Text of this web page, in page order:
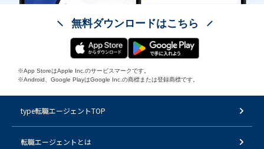
無料ダウンロードはこちら
※App StoreはApple Inc.のサービスマークです。
※Android、Google PlayはGoogle Inc.の商標または登録商標です。
type転職エージェントTOP
転職エージェントとは